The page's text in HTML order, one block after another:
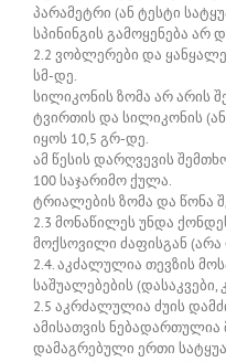
პარამეტრი (ან ტესტი
სპინინგის გამოყენება არ
2.2 ვობლერები და
სმ-დე.
სილიკონის ზომა არ არის
ტვირთის და სილიკონის
იყოს 10,5 გრ-დე.
ამ წესის დარღვევის
100 საჯარიმო ქულა.
ტრიალების ზომა და წონა
2.3 მონაწილეს უნდა
მოქსოვილი ძაფისგან
2.4. აკძალულია თევზის
საშუალებების (დასაკვები,
2.5 აკრძალულია ძუის
ამისათვის
დამაგრებული ერთი